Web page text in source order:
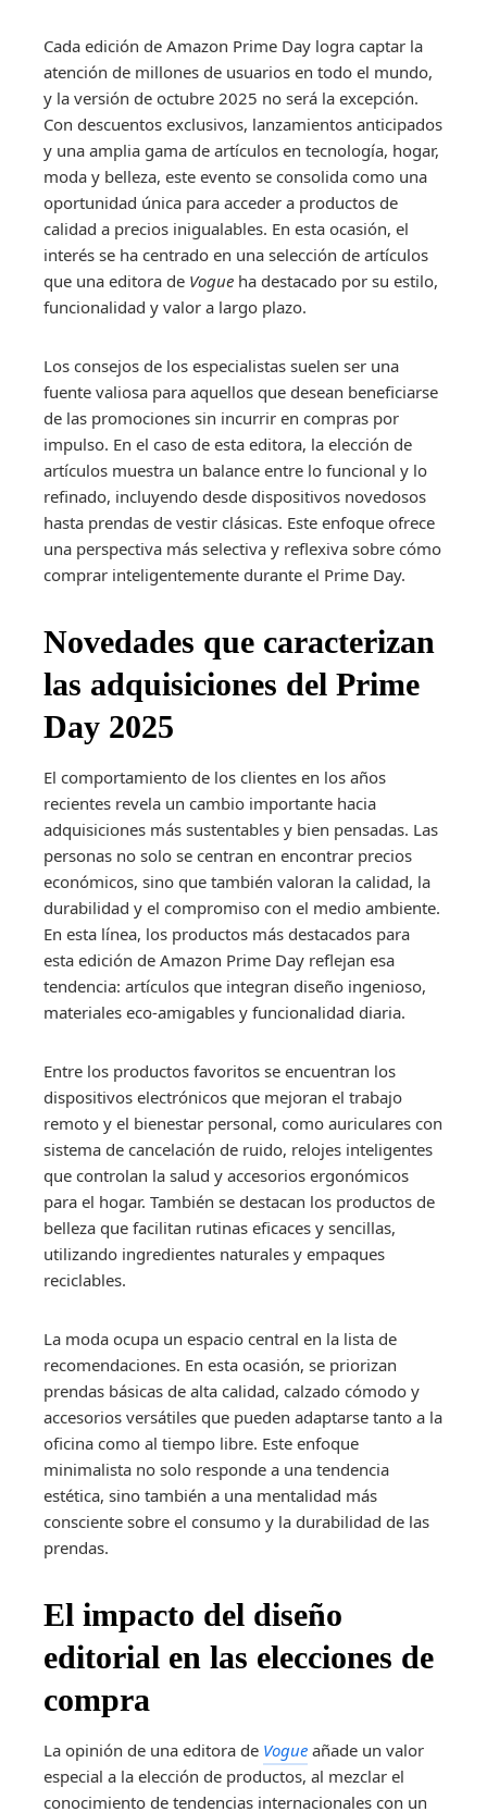
Cada edición de Amazon Prime Day logra captar la
atención de millones de usuarios en todo el mundo,
y la versión de octubre 2025 no será la excepción.
Con descuentos exclusivos, lanzamientos anticipados
y una amplia gama de artículos en tecnología, hogar,
moda y belleza, este evento se consolida como una
oportunidad única para acceder a productos de
calidad a precios inigualables. En esta ocasión, el
interés se ha centrado en una selección de artículos
que una editora de Vogue ha destacado por su estilo,
funcionalidad y valor a largo plazo.
Los consejos de los especialistas suelen ser una
fuente valiosa para aquellos que desean beneficiarse
de las promociones sin incurrir en compras por
impulso. En el caso de esta editora, la elección de
artículos muestra un balance entre lo funcional y lo
refinado, incluyendo desde dispositivos novedosos
hasta prendas de vestir clásicas. Este enfoque ofrece
una perspectiva más selectiva y reflexiva sobre cómo
comprar inteligentemente durante el Prime Day.
Novedades que caracterizan
las adquisiciones del Prime
Day 2025
El comportamiento de los clientes en los años
recientes revela un cambio importante hacia
adquisiciones más sustentables y bien pensadas. Las
personas no solo se centran en encontrar precios
económicos, sino que también valoran la calidad, la
durabilidad y el compromiso con el medio ambiente.
En esta línea, los productos más destacados para
esta edición de Amazon Prime Day reflejan esa
tendencia: artículos que integran diseño ingenioso,
materiales eco-amigables y funcionalidad diaria.
Entre los productos favoritos se encuentran los
dispositivos electrónicos que mejoran el trabajo
remoto y el bienestar personal, como auriculares con
sistema de cancelación de ruido, relojes inteligentes
que controlan la salud y accesorios ergonómicos
para el hogar. También se destacan los productos de
belleza que facilitan rutinas eficaces y sencillas,
utilizando ingredientes naturales y empaques
reciclables.
La moda ocupa un espacio central en la lista de
recomendaciones. En esta ocasión, se priorizan
prendas básicas de alta calidad, calzado cómodo y
accesorios versátiles que pueden adaptarse tanto a la
oficina como al tiempo libre. Este enfoque
minimalista no solo responde a una tendencia
estética, sino también a una mentalidad más
consciente sobre el consumo y la durabilidad de las
prendas.
El impacto del diseño
editorial en las elecciones de
compra
La opinión de una editora de Vogue añade un valor
especial a la elección de productos, al mezclar el
conocimiento de tendencias internacionales con un